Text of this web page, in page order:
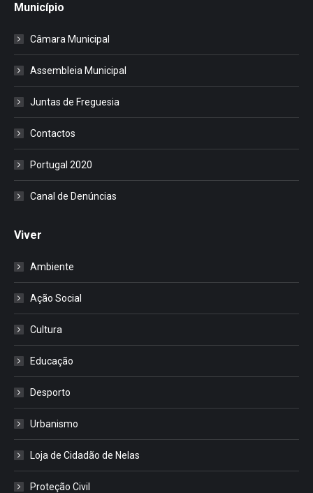
Município
Câmara Municipal
Assembleia Municipal
Juntas de Freguesia
Contactos
Portugal 2020
Canal de Denúncias
Viver
Ambiente
Ação Social
Cultura
Educação
Desporto
Urbanismo
Loja de Cidadão de Nelas
Proteção Civil